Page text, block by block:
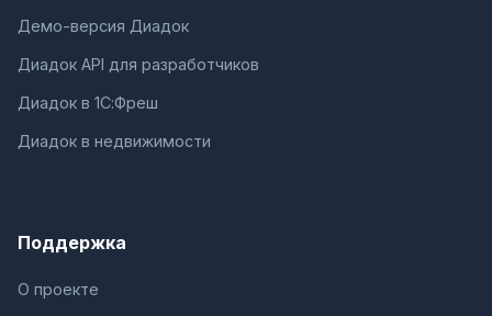
Демо-версия Диадок
Диадок API для разработчиков
Диадок в 1С:Фреш
Диадок в недвижимости
Поддержка
О проекте